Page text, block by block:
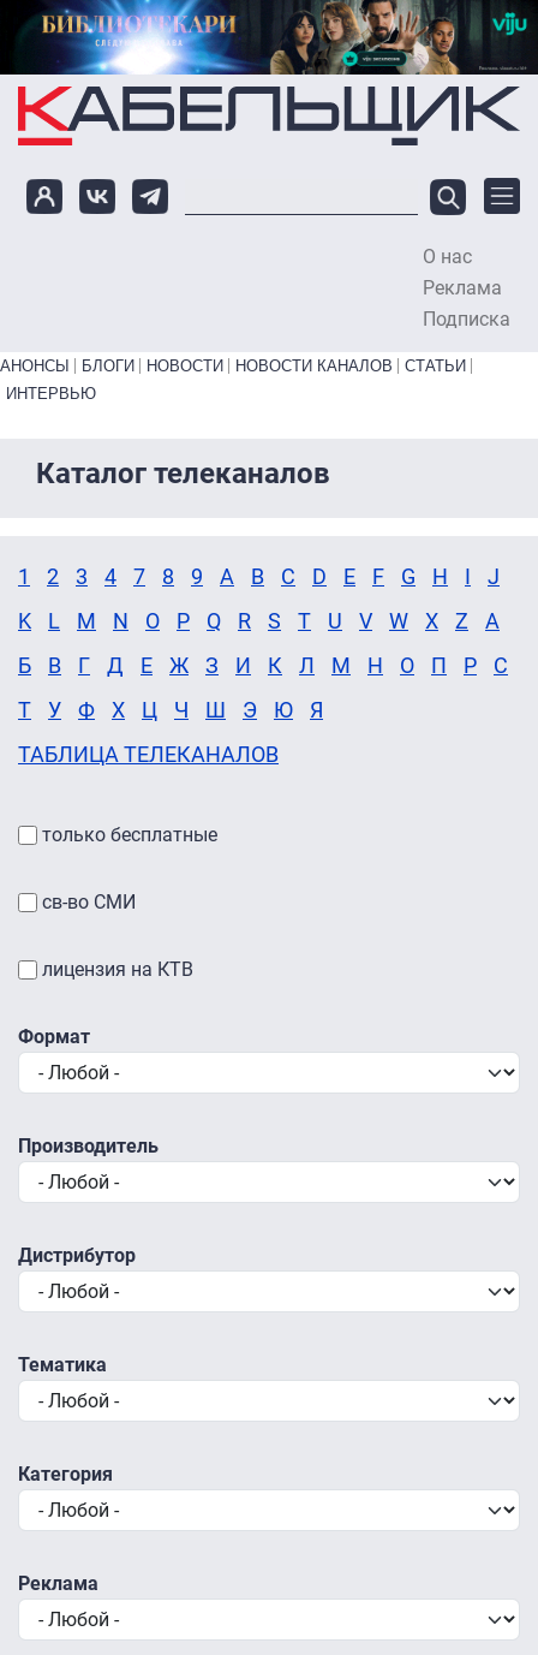
Перейти к основному содержанию
О нас
Реклама
Подписка
Primary links bottom
АНОНСЫ БЛОГИ НОВОСТИ НОВОСТИ КАНАЛОВ
СТАТЬИ
ИНТЕРВЬЮ
Каталог телеканалов
1 2 3 4 7 8 9 A B C D E F G H I
J
K
L M N O P Q R S T U V W X Z
А
Б
В Г Д Е Ж З И К Л М Н О П Р
С
Т
У Ф Х Ц Ч Ш Э Ю
Я
ТАБЛИЦА ТЕЛЕКАНАЛОВ
только бесплатные
св-во СМИ
лицензия на КТВ
Формат
Производитель
Дистрибутор
Тематика
Категория
Реклама